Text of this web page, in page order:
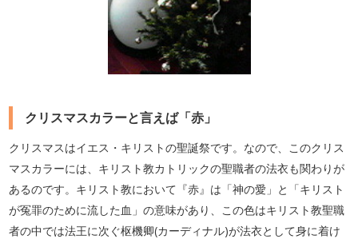
クリスマスカラーと言えば「赤」
クリスマスはイエス・キリストの聖誕祭です。なので、このクリス
マスカラーには、キリスト教カトリックの聖職者の法衣も関わりが
あるのです。キリスト教において『赤』は「神の愛」と「キリスト
が冤罪のために流した血」の意味があり、この色はキリスト教聖職
者の中では法王に次ぐ枢機卿(カーディナル)が法衣として身に着け